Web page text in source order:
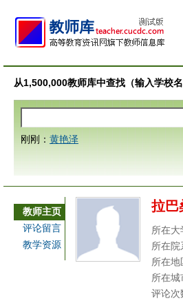
从1,500,000教师库中查找（输入学校名
刚刚： 黄艳泽
教师主页
评论留言
教学资源
拉巴
所在大
所在院
所在地
所在城
评论次